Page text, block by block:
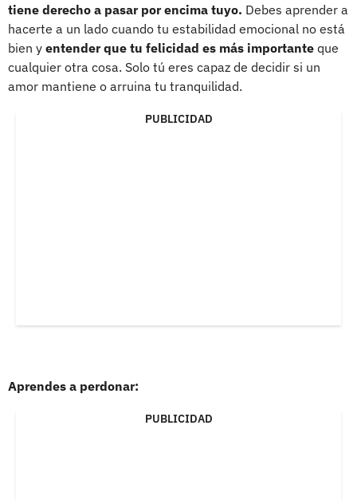
tiene derecho a pasar por encima tuyo. Debes aprender a
hacerte a un lado cuando tu estabilidad emocional no está
bien y entender que tu felicidad es más importante que
cualquier otra cosa. Solo tú eres capaz de decidir si un
amor mantiene o arruina tu tranquilidad.
PUBLICIDAD
Aprendes a perdonar:
PUBLICIDAD